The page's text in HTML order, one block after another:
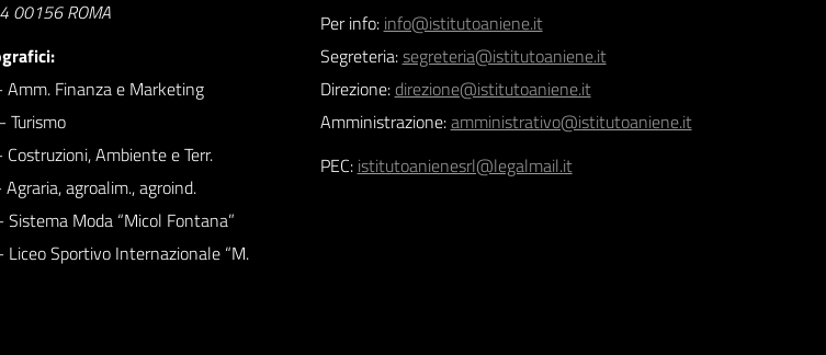
00156 ROMA
Amm. Finanza e Marketing
Turismo
Ambiente e Terr.
agroalim., agroind.
Sistema Moda “Micol Fontana”
Liceo Sportivo Internazionale “M.
Per info: info@istitutoaniene.it
Segreteria:segreteria@istitutoaniene.it
Direzione: direzione@istitutoaniene.it
Amministrazione:amministrativo@istitutoaniene.it
PEC: istitutoanienesrl@legalmail.it